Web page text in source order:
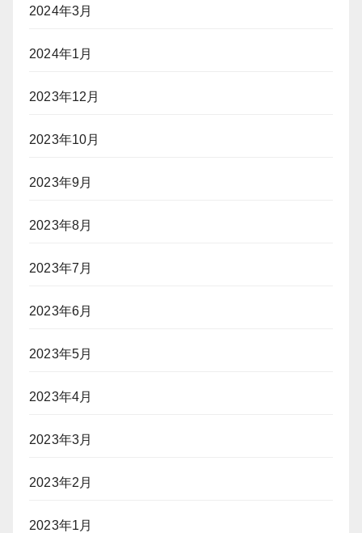
2024年3月
2024年1月
2023年12月
2023年10月
2023年9月
2023年8月
2023年7月
2023年6月
2023年5月
2023年4月
2023年3月
2023年2月
2023年1月